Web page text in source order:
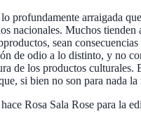
profundamente arraigada
nacionales. Muchos
sean
de odio a lo distinto, y no
de los productos culturales.
si bien no son para nada
Rosa Sala Rose para la